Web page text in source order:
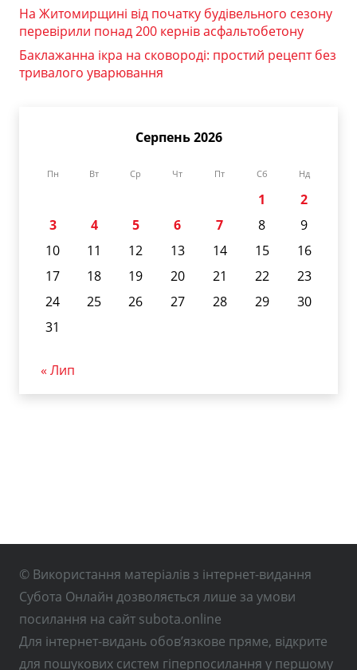
На Житомирщині від початку будівельного сезону
перевірили понад 200 кернів асфальтобетону
Баклажанна ікра на сковороді: простий рецепт без
тривалого уварювання
Серпень 2026
Пн Вт Ср Чт Пт Сб Нд
1
2
3
4 5 6 7 8
9
10
11 12 13 14 15
16
17
18 19 20 21 22
23
24
25 26 27 28 29
30
31
« Лип
© Використання матеріалів з інтернет-видання
Субота Онлайн дозволяється лише за умови
посилання на сайт subota.online
Для інтернет-видань обов’язкове пряме, відкрите
для пошукових систем гіперпосилання у першому